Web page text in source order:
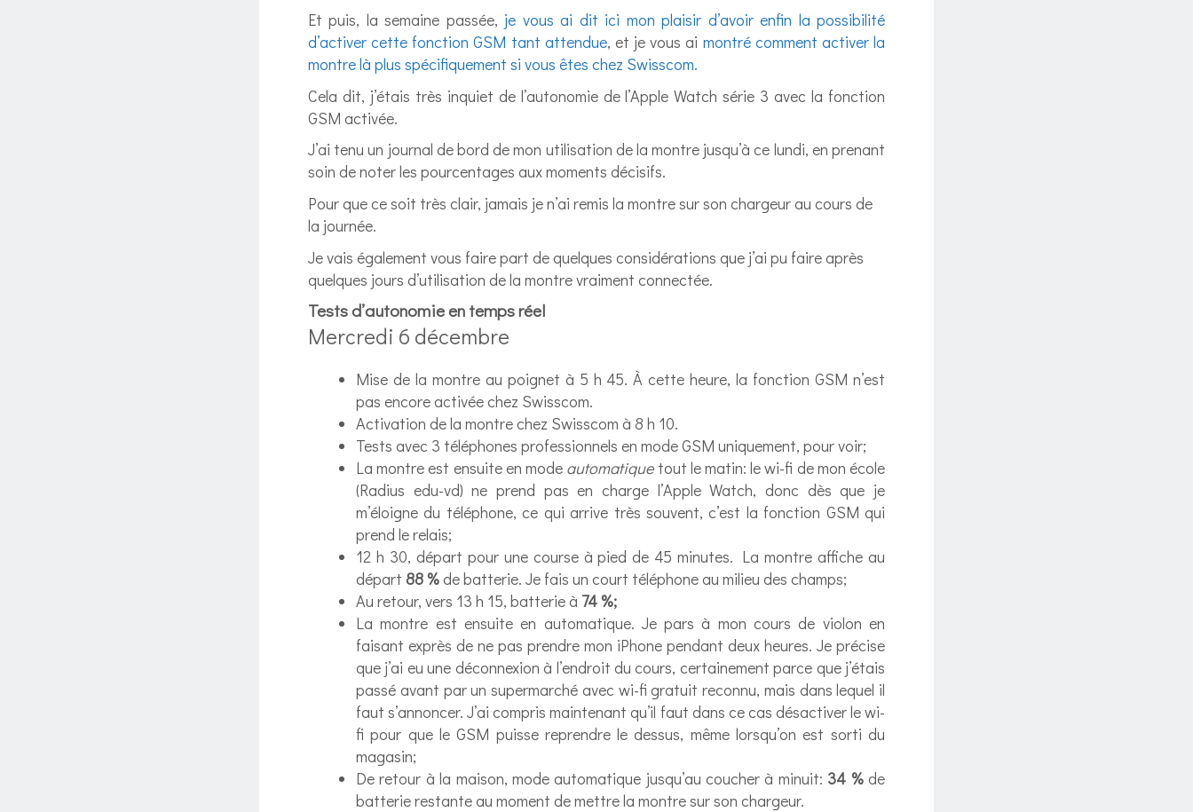
Et puis, la semaine passée, je vous ai dit ici mon plaisir d’avoir enfin la possibilité
d’activer cette fonction GSM tant attendue, et je vous ai montré comment activer la
montre là plus spécifiquement si vous êtes chez Swisscom.
Cela dit, j’étais très inquiet de l’autonomie de l’Apple Watch série 3 avec la fonction
GSM activée.
J’ai tenu un journal de bord de mon utilisation de la montre jusqu’à ce lundi, en prenant
soin de noter les pourcentages aux moments décisifs.
Pour que ce soit très clair, jamais je n’ai remis la montre sur son chargeur au cours de
la journée.
Je vais également vous faire part de quelques considérations que j’ai pu faire après
quelques jours d’utilisation de la montre vraiment connectée.
Tests d’autonomie en temps réel
Mercredi 6 décembre
Mise de la montre au poignet à 5 h 45. À cette heure, la fonction GSM n’est
pas encore activée chez Swisscom.
Activation de la montre chez Swisscom à 8 h 10.
Tests avec 3 téléphones professionnels en mode GSM uniquement, pour voir;
La montre est ensuite en mode automatiquetout le matin: le wi-fi de mon école
(Radius edu-vd) ne prend pas en charge l’Apple Watch, donc dès que je
m’éloigne du téléphone, ce qui arrive très souvent, c’est la fonction GSM qui
prend le relais;
12 h 30, départ pour une course à pied de 45 minutes. La montre affiche au
départ 88 %de batterie. Je fais un court téléphone au milieu des champs;
Au retour, vers 13 h 15, batterie à 74 %;
La montre est ensuite en automatique. Je pars à mon cours de violon en
faisant exprès de ne pas prendre mon iPhone pendant deux heures. Je précise
que j’ai eu une déconnexion à l’endroit du cours, certainement parce que j’étais
passé avant par un supermarché avec wi-fi gratuit reconnu, mais dans lequel il
faut s’annoncer. J’ai compris maintenant qu’il faut dans ce cas désactiver le wi-
fi pour que le GSM puisse reprendre le dessus, même lorsqu’on est sorti du
magasin;
De retour à la maison, mode automatique jusqu’au coucher à minuit: 34 %de
batterie restante au moment de mettre la montre sur son chargeur.